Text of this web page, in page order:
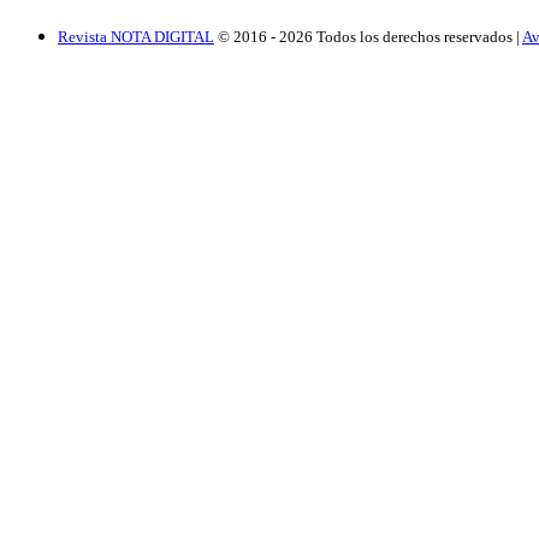
Revista NOTA DIGITAL © 2016 - 2026 Todos los derechos reservados |